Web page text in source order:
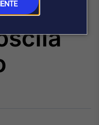
Agro
sobre o